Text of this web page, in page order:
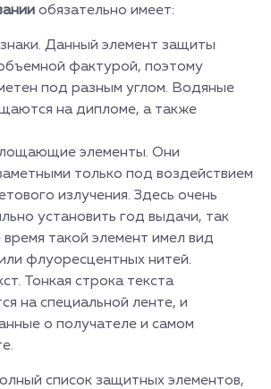
обязательно имеет:
Данный элемент защиты
фактурой, поэтому
под разным углом. Водяные
на дипломе, а также
элементы. Они
только под воздействием
излучения. Здесь очень
установить год выдачи, так
время такой элемент имел вид
флуоресцентных нитей.
Тонкая строка текста
на специальной ленте, и
о получателе и самом
список защитных элементов,